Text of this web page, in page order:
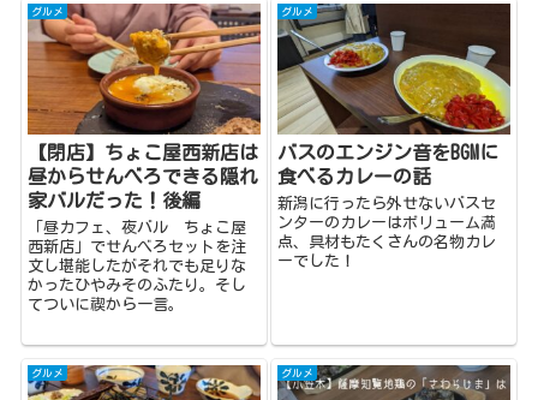
グルメ
【閉店】ちょこ屋西新店は
昼からせんべろできる隠れ
家バルだった！後編
「昼カフェ、夜バル ちょこ屋
西新店」でせんべろセットを注
文し堪能したがそれでも足りな
かったひやみそのふたり。そし
てついに禊から一言。
グルメ
バスのエンジン音をBGMに
食べるカレーの話
新潟に行ったら外せないバスセ
ンターのカレーはボリューム満
点、具材もたくさんの名物カレ
ーでした！
グルメ グルメ